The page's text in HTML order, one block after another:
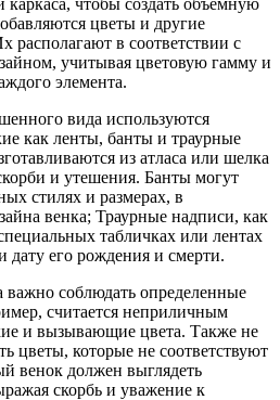
цветы и другие
располагают в соответствии с
учитывая цветовую гамму и
элемента.
вида используются
как ленты, банты и траурные
из атласа или шелка
и утешения. Банты могут
стилях и размерах, в
венка; Траурные надписи, как
табличках или лентах
дату его рождения и смерти.
важно соблюдать определенные
считается неприличным
и вызывающие цвета. Также не
цветы, которые не соответствуют
венок должен выглядеть
скорбь и уважение к